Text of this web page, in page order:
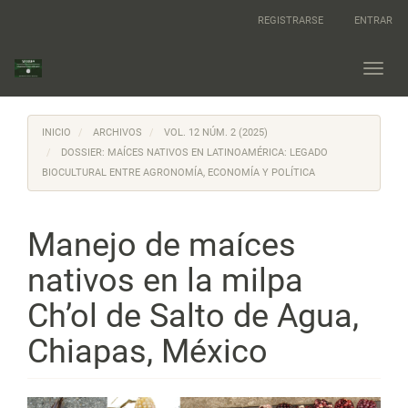
principal
Barra
lateral
REGISTRARSE ENTRAR
INICIO ARCHIVOS
VOL. 12 NÚM. 2 (2025)
DOSSIER: MAÍCES NATIVOS EN LATINOAMÉRICA: LEGADO
BIOCULTURAL ENTRE AGRONOMÍA, ECONOMÍA Y POLÍTICA
Manejo de maíces
nativos en la milpa
Ch’ol de Salto de Agua,
Chiapas, México